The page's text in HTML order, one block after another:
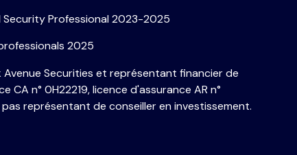
Professional 2023-2025
2025
Securities et représentant financier de
CA n° 0H22219, licence d'assurance AR n°
représentant de conseiller en investissement.